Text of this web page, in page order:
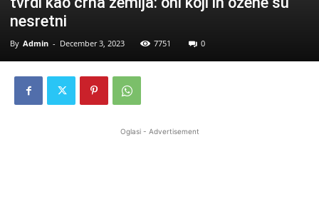
nesretni
By Admin - December 3, 2023 7751 0
Oglasi - Advertisement